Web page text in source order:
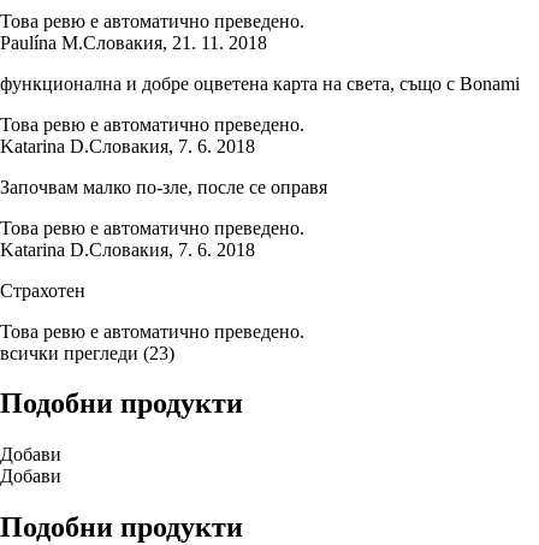
Това ревю е автоматично преведено.
Paulína M.Словакия, 21. 11. 2018
функционална и добре оцветена карта на света, също с Bonami
Това ревю е автоматично преведено.
Katarina D.Словакия, 7. 6. 2018
Започвам малко по-зле, после се оправя
Това ревю е автоматично преведено.
Katarina D.Словакия, 7. 6. 2018
Страхотен
Това ревю е автоматично преведено.
всички прегледи (23)
Подобни продукти
Добави
Добави
Подобни продукти